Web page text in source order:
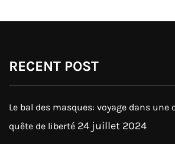
RECENT POST
Le bal des masques: voyage dans
quête de liberté 24 juillet 2024